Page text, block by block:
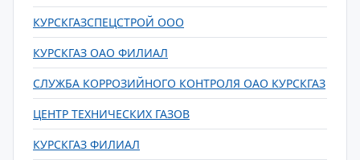
КУРСКГАЗСПЕЦСТРОЙ ООО
КУРСКГАЗ ОАО ФИЛИАЛ
СЛУЖБА КОРРОЗИЙНОГО КОНТРОЛЯ ОАО КУРСКГАЗ
ЦЕНТР ТЕХНИЧЕСКИХ ГАЗОВ
КУРСКГАЗ ФИЛИАЛ